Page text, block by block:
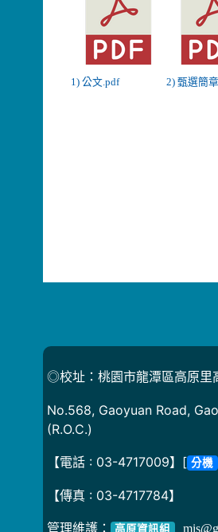
1) 公文.pdf 2) 甄選簡
◎校址：桃園市龍潭區高原
No.568, Gaoyuan Road,
(R.O.C.)
【電話 : 03-4717009】[ 分機
【傳真 : 03-4717784】
管理維護： 高原資訊組